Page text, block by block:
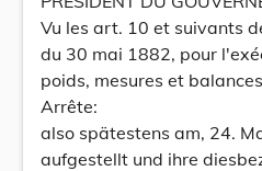
Vu les art. 10 et suivants
du 30 mai 1882, pour
poids, mesures et
Arrête:
also spätestens am, 24.
aufgestellt und ihre